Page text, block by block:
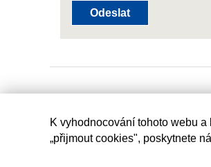
K vyhodnocování tohoto webu
„přijmout cookies", poskytnete